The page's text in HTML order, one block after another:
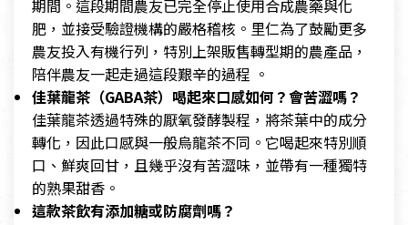
期間。這段期間農友已完全停止使用合成農藥與化
肥，並接受驗證機構的嚴格稽核。里仁為了鼓勵更多
農友投入有機行列，特別上架販售轉型期的農產品，
陪伴農友一起走過這段艱辛的過程 。
佳葉龍茶（GABA茶）喝起來口感如何？會苦澀嗎？
佳葉龍茶透過特殊的厭氧發酵製程，將茶葉中的成分
轉化，因此口感與一般烏龍茶不同。它喝起來特別順
口、鮮爽回甘，且幾乎沒有苦澀味，並帶有一種獨特
的熟果甜香。
這款茶飲有添加糖或防腐劑嗎？